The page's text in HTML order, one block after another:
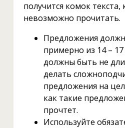
получится комок
невозможно прочитать.
Предложения
примерно из 14 – 17
должны быть не
делать
предложения на
как такие
прочтет.
Используйте